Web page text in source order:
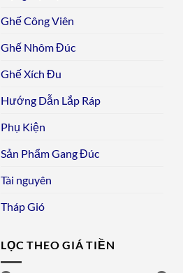
Ghế Công Viên
Ghế Nhôm Đúc
Ghế Xích Đu
Hướng Dẫn Lắp Ráp
Phụ Kiện
Sản Phẩm Gang Đúc
Tài nguyên
Tháp Gió
LỌC THEO GIÁ TIỀN